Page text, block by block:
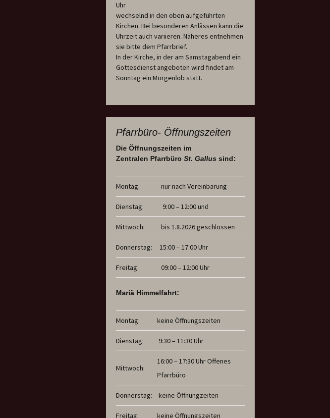
Uhr
wechselnd in den oben aufgeführten
Kirchen. Bei besonderen Anlässen kann die
Uhrzeit auch variieren. Näheres entnehmen
sie bitte dem Pfarrbrief.
In der Kirche, in der am Samstagabend ein
Gottesdienst angeboten wird findet am
Sonntag ein Morgenlob statt.
Pfarrbüro- Öffnungszeiten
Die Öffnungszeiten im
Zentralen Pfarrbüro St. Gallus sind:
Montag: nur nach Vereinbarung
Dienstag: 9:00 – 12:00 und
Mittwoch: bis 1.8.2026 geschlossen
Donnerstag: 15:00 – 17:00 Uhr
Freitag: 09:00 – 12:00 Uhr
Mariä Himmelfahrt:
Montag: keine Öffnungszeiten
Dienstag: 9:30 – 11:30 Uhr
Mittwoch:
16:00 – 17:30 Uhr Offenes
Pfarrbüro
Donnerstag: keine Öffnungzeiten
Freitag: keine Öffnungszeiten